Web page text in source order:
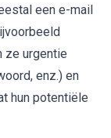
een e-mail
ze urgentie
enz.) en
hun potentiële